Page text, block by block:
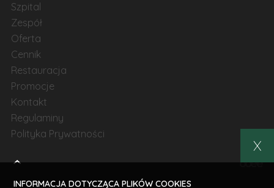
Szpital
Zespół
Oferta
Cennik
Restauracja
Promocje
Kontakt
Regulaminy
Polityka Prywatności
X
INFORMACJA DOTYCZĄCA PLIKÓW COOKIES